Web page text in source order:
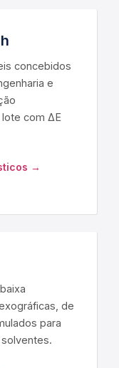
concebidos
e
com ΔE
→
de
para